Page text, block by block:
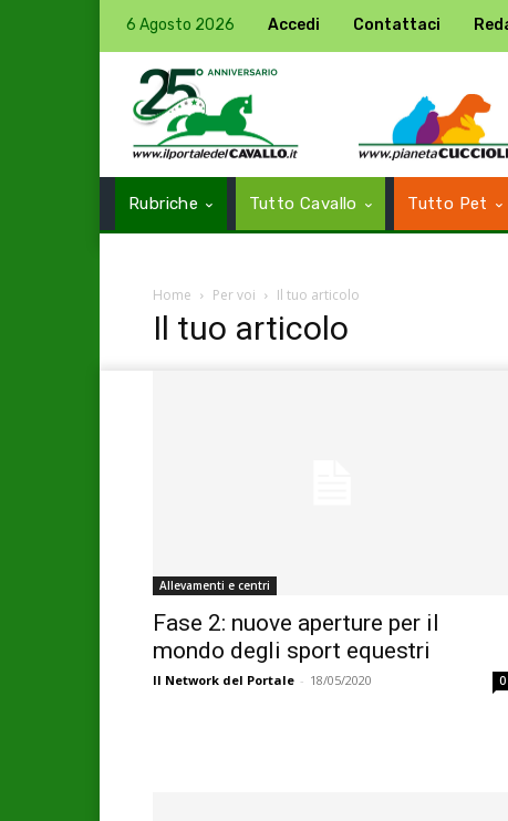
6 Agosto 2026 Accedi Contattaci
Rubriche Tutto Cavallo Tutto Pet
Home Per voi Il tuo articolo
Il tuo articolo
Allevamenti e centri
Fase 2: nuove aperture per il
mondo degli sport equestri
Il Network del Portale - 18/05/2020 0